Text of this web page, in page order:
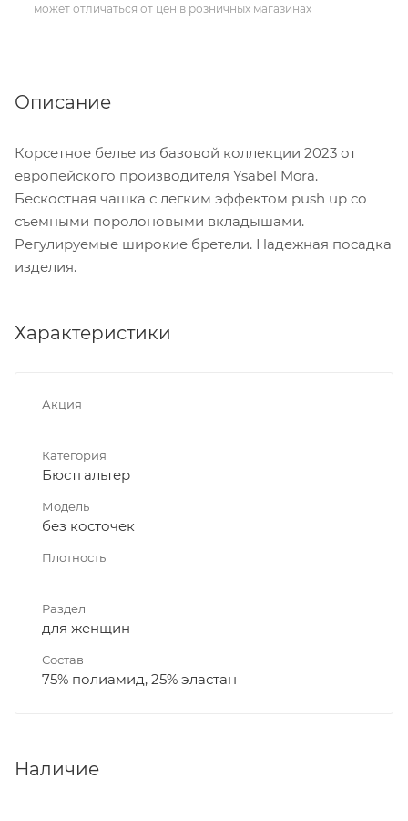
может отличаться от цен в розничных магазинах
Описание
Корсетное белье из базовой коллекции 2023 от
европейского производителя Ysabel Mora.
Бескостная чашка с легким эффектом push up со
съемными поролоновыми вкладышами.
Регулируемые широкие бретели. Надежная посадка
изделия.
Характеристики
Акция
Категория
Бюстгальтер
Модель
без косточек
Плотность
Раздел
для женщин
Состав
75% полиамид, 25% эластан
Наличие